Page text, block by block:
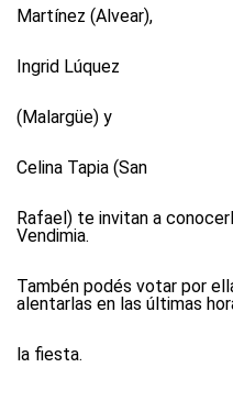
Martínez (Alvear),
Ingrid Lúquez
(Malargüe) y
Celina Tapia (San
Rafael) te invitan a
Vendimia.
Tambén podés votar por
alentarlas en las últimas
la fiesta.